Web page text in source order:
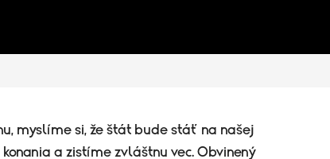
myslíme si, že štát bude stáť na našej
a zistíme zvláštnu vec. Obvinený